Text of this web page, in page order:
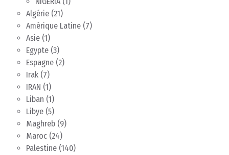
Algérie (21)
Amérique Latine (7)
Asie (1)
Egypte (3)
Espagne (2)
Irak (7)
IRAN (1)
Liban (1)
Libye (5)
Maghreb (9)
Maroc (24)
Palestine (140)